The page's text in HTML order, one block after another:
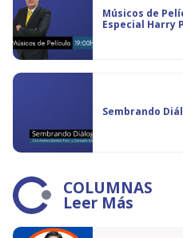
Músicos de
Especial Harry
Sembrando
COLUMNAS
Leer Más